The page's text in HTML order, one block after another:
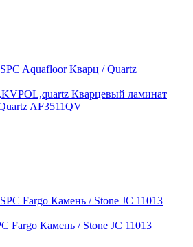
Кварцевый ламинат
AF3511QV
Fargo Камень / Stone JC 11013